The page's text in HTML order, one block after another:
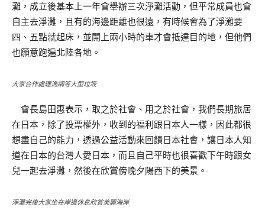
灘，成立後基本上一年會舉辦三次淨灘活動，但平常成員也會
自主去淨灘，且有的海邊距離也很遠，有時候會為了淨灘要
四、五點就起床，並開上兩小時的車才會抵達目的地，但他們
也願意跑遍北陸各地。
大家合作處理漁網等大型垃圾
會長島田惠表示，取之於社會、用之於社會，我們長期旅居
在日本，除了投票權外，收到的福利跟日本人一樣，因此都很
想盡自己的能力，透過公益活動來回饋日本社會，讓日本人知
道在日本的台灣人愛日本，而且自己平時也很喜歡下午時跟女
兒一起去淨灘，然後在欣賞傍晚夕陽西下的美景。
淨灘完後大家坐在岸邊休息欣賞美麗海岸